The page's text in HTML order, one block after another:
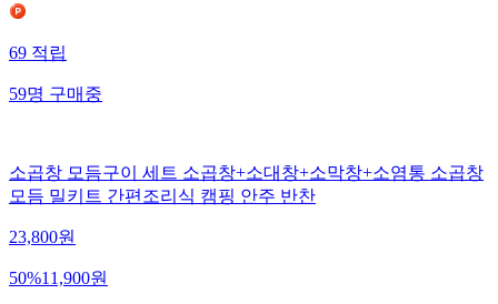
69 적립
59명 구매중
소곱창 모듬구이 세트 소곱창+소대창+소막창+소염통 소곱창
모듬 밀키트 간편조리식 캠핑 안주 반찬
23,800원
50%11,900원